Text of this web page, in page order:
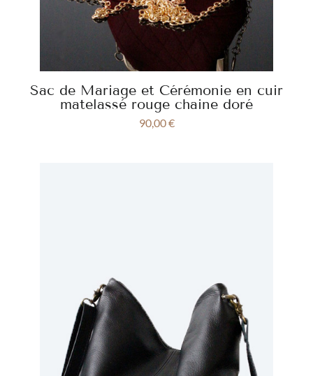
Sac de Mariage et Cérémonie en cuir
matelassé rouge chaine doré
90,00€